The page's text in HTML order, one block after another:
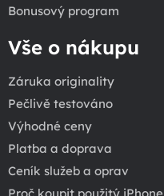
Bonusový program
Vše o nákupu
Záruka originality
Pečlivě testováno
Výhodné ceny
Platba a doprava
Ceník služeb a oprav
Proč koupit použitý iPhone